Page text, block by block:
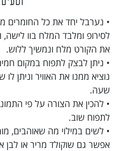
• נערבל יחד את כל החומרים
לסירופ ומלבד המלח בוו
את הקורט מלח ונמשיך ללוש.
• ניתן לבצק לתפוח במקום
נוציא ממנו את האוויר וניתן
שעה.
• להכין את הצורה על פי
לתפוח שוב.
• לשים במילוי מה שאוהבים,
אפשר גם שוקולד מריר או לבן